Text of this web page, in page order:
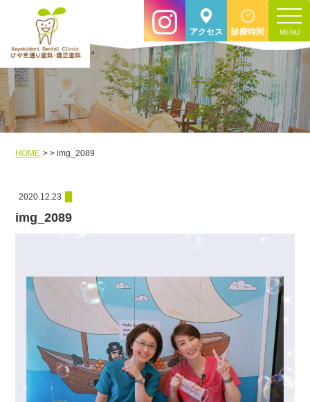
アクセス 診療時間
toggle
HOME img_2089
2020.12.23
img_2089